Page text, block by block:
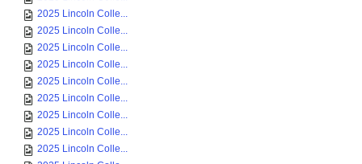
2025 Lincoln Colle...
2025 Lincoln Colle...
2025 Lincoln Colle...
2025 Lincoln Colle...
2025 Lincoln Colle...
2025 Lincoln Colle...
2025 Lincoln Colle...
2025 Lincoln Colle...
2025 Lincoln Colle...